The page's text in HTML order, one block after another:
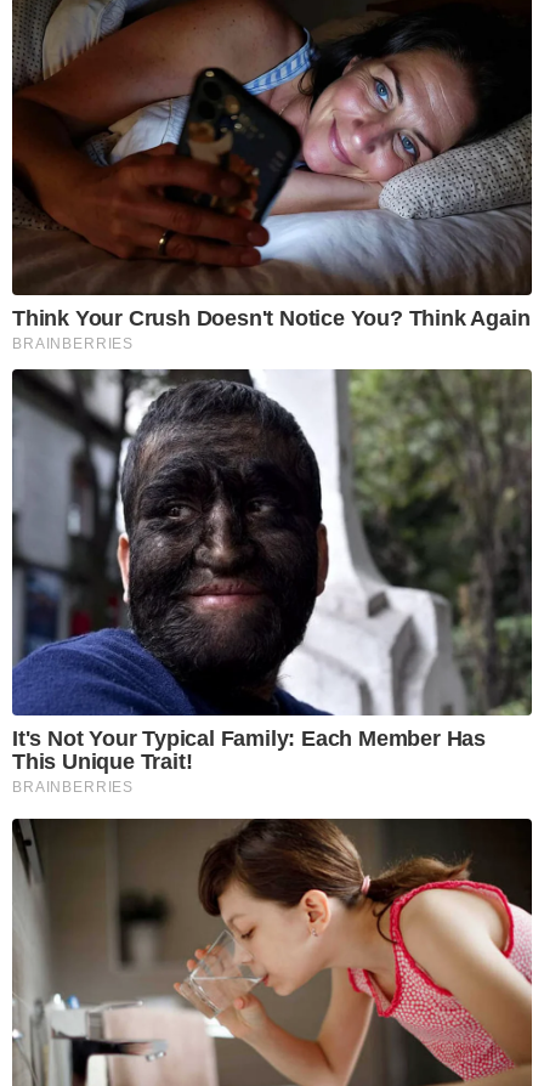
Think Your Crush Doesn't Notice You? Think Again
BRAINBERRIES
It's Not Your Typical Family: Each Member Has
This Unique Trait!
BRAINBERRIES